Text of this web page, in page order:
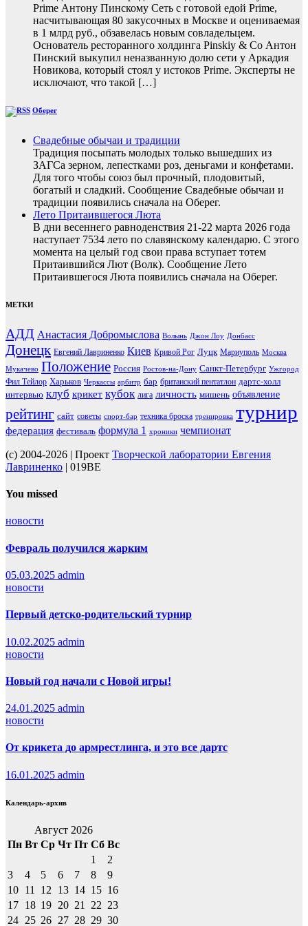
Prime Антону Пинскому Сеть с готовой едой Prime,
насчитывающая 80 закусочных в Москве и оцениваемая
в 1 млрд руб., обзавелась новым совладельцем.
Основатель ресторанного холдинга Pinskiy & Co Антон
Пинский выкупил неназванную долю сети у Аркадия
Новикова, который стоял у истоков Prime. Эксперты не
исключают, что такой […]
Оберег
Свадебные обычаи и традиции
Традиция посыпать молодых только вышедших из
ЗАГСа зерном, лепестками роз, деньгами и конфетами.
Для того чтобы союз был прочный, плодовитый,
богатый и сладкий. Сообщение Свадебные обычаи и
традиции появились сначала на Оберег.
Лето Притаившегося Люта
В дни весеннего равноденствия 21-22 марта 2026 года
наступает 7534 лето по славянскому календарю. С этого
момента на целый год свои права вступает тотем
Притаившийся Лют (Волк). Сообщение Лето
Притаившегося Люта появились сначала на Оберег.
МЕТКИ
АДД Анастасия Добромыслова Волынь Джон Лоу Донбасс
Донецк Евгений Лавриненко Киев Кривой Рог Луцк Мариуполь Москва
Мукачево Положение Россия Ростов-на-Дону Санкт-Петербург Ужгород
Фил Тейлор Харьков Черкассы арбитр бар британский пентатлон дартс-холл
интервью клуб крикет кубок лига личность мишень объявление
рейтинг сайт советы спорт-бар техника броска тренировка турнир
федерация фестиваль формула 1 хроники чемпионат
(c) 2004-2026 | Проект Творческой лаборатории Евгения
Лавриненко | 019BE
You missed
новости
Февраль получился жарким
05.03.2025 admin
новости
Первый детско-родительский турнир
10.02.2025 admin
новости
Новый год начали с Новой игры!
24.01.2025 admin
новости
От крикета до армрестлинга, и это все дартс
16.01.2025 admin
Календарь-архив
Август 2026
Пн Вт Ср Чт Пт Сб Вс
1
2
3
4 5 6 7 8
9
10 11 12 13 14 15 16
17 18 19 20 21 22 23
24 25 26 27 28 29 30